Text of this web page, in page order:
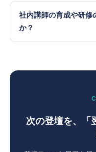
社内講師の育成や研修
か？
次の登壇を、「